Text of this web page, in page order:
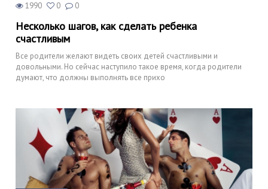
1990 0 0
Несколько шагов, как сделать ребенка
счастливым
Все родители желают видеть своих детей счастливыми и
довольными. Но сейчас наступило такое время, когда родители
думают, что должны выполнять все прихо